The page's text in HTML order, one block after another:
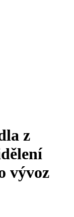
z
vývoz